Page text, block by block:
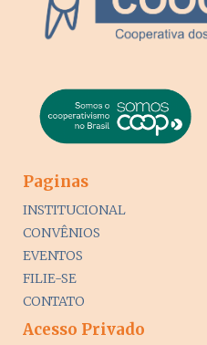
Paginas
INSTITUCIONAL
CONVÊNIOS
EVENTOS
FILIE-SE
CONTATO
Acesso Privado